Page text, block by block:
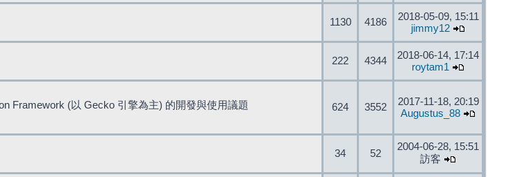
1130 4186
2018-05-09, 15:11
jimmy12
222 4344
2018-06-14, 17:14
roytam1
Framework (以 Gecko 引擎為主) 的開發與使用議題
624 3552
2017-11-18, 20:19
Augustus_88
34 52
2004-06-28, 15:51
訪客